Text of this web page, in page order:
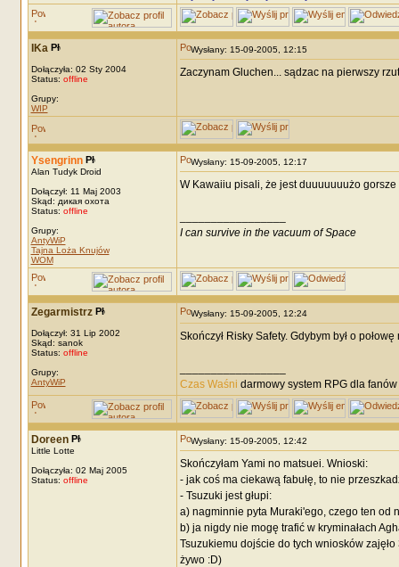
IKa
Dołączyła: 02 Sty 2004
Status: offline
Grupy:
WIP
Wysłany: 15-09-2005, 12:15
Zaczynam Gluchen... sądzac na pierwszy
Ysengrinn
Alan Tudyk Droid
Dołączył: 11 Maj 2003
Skąd: дикая охота
Status: offline
Grupy:
AntyWiP
Tajna Loża Knujów
WOM
Wysłany: 15-09-2005, 12:17
W Kawaiiu pisali, że jest duuuuuuużo
I can survive in the vacuum of Space
Zegarmistrz
Dołączył: 31 Lip 2002
Skąd: sanok
Status: offline
Grupy:
AntyWiP
Wysłany: 15-09-2005, 12:24
Skończył Risky Safety. Gdybym był o
Czas Waśni darmowy system RPG dla
Doreen
Little Lotte
Dołączyła: 02 Maj 2005
Status: offline
Wysłany: 15-09-2005, 12:42
Skończyłam Yami no matsuei. Wnioski:
- jak coś ma ciekawą fabułę, to nie
- Tsuzuki jest głupi:
a) nagminnie pyta Muraki'ego, czego ten od
b) ja nigdy nie mogę trafić w kryminałach
Tsuzukiemu dojście do tych wniosków
żywo :D)